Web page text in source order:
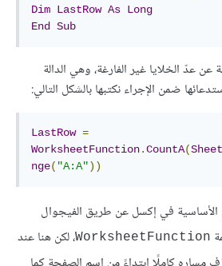
Dim LastRow As Long
End
Sub
عن عدّ الخلايا غير الفارغة، وهي الدالة
ضمن الإجراء نكتبها بالشكل التالي:
LastRow =
WorksheetFunction.CountA(
nge( "A:A"))
في إكسل عن طريق الفيجوال
WorksheetFunction، لكن هنا عند